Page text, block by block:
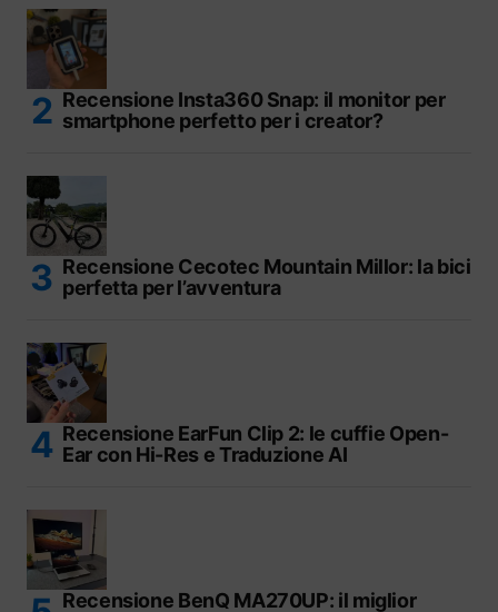
Recensione Insta360 Snap: il monitor per
smartphone perfetto per i creator?
Recensione Cecotec Mountain Millor: la bici
perfetta per l’avventura
Recensione EarFun Clip 2: le cuffie Open-
Ear con Hi-Res e Traduzione AI
Recensione BenQ MA270UP: il miglior